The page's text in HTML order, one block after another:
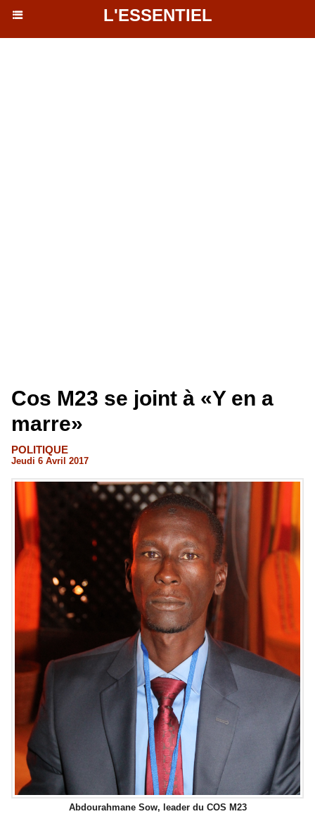
L'ESSENTIEL
Cos M23 se joint à «Y en a
marre»
POLITIQUE
Jeudi 6 Avril 2017
Abdourahmane Sow, leader du COS M23